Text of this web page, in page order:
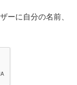
ーに自分の名前、